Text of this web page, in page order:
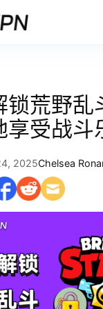
锁荒野乱
享受战斗
2025Chelsea